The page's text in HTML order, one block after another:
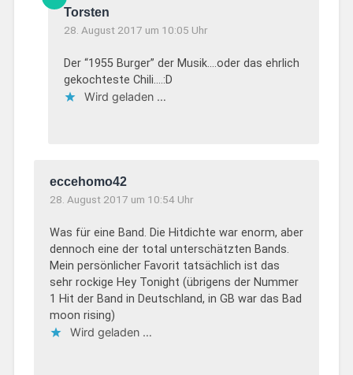
Torsten
28. August 2017 um 10:05 Uhr
Der “1955 Burger” der Musik….oder das ehrlich
gekochteste Chili….:D
Wird geladen …
eccehomo42
28. August 2017 um 10:54 Uhr
Was für eine Band. Die Hitdichte war enorm, aber
dennoch eine der total unterschätzten Bands.
Mein persönlicher Favorit tatsächlich ist das
sehr rockige Hey Tonight (übrigens der Nummer
1 Hit der Band in Deutschland, in GB war das Bad
moon rising)
Wird geladen …